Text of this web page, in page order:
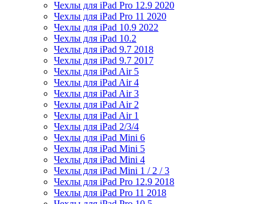
Чехлы для iPad Pro 12.9 2020
Чехлы для iPad Pro 11 2020
Чехлы для iPad 10.9 2022
Чехлы для iPad 10.2
Чехлы для iPad 9.7 2018
Чехлы для iPad 9.7 2017
Чехлы для iPad Air 5
Чехлы для iPad Air 4
Чехлы для iPad Air 3
Чехлы для iPad Air 2
Чехлы для iPad Air 1
Чехлы для iPad 2/3/4
Чехлы для iPad Mini 6
Чехлы для iPad Mini 5
Чехлы для iPad Mini 4
Чехлы для iPad Mini 1 / 2 / 3
Чехлы для iPad Pro 12.9 2018
Чехлы для iPad Pro 11 2018